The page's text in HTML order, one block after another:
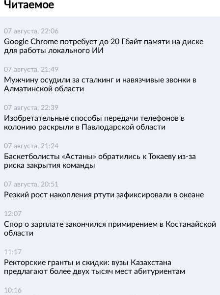
Читаемое
07 августа, 22:06
Google Chrome потребует до 20 Гбайт памяти на диске
для работы локального ИИ
07 августа, 21:49
Мужчину осудили за сталкинг и навязчивые звонки в
Алматинской области
07 августа, 22:39
Изобретательные способы передачи телефонов в
колонию раскрыли в Павлодарской области
07 августа, 21:24
Баскетболисты «Астаны» обратились к Токаеву из-за
риска закрытия команды
07 августа, 20:51
Резкий рост накопления ртути зафиксировали в океане
12:07
Спор о зарплате закончился примирением в Костанайской
области
11:17
Ректорские гранты и скидки: вузы Казахстана
предлагают более двух тысяч мест абитуриентам
10:16